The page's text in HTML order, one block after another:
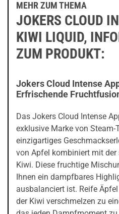
MEHR ZUM THEMA
JOKERS CLOUD
KIWI LIQUID,
ZUM PRODUKT:
Jokers Cloud Intense
Erfrischende
Das Jokers Cloud Intense
exklusive Marke von Steam-
einzigartiges
von Apfel kombiniert mit der
Kiwi. Diese fruchtige
Ihnen ein dampfbares
ausbalanciert ist. Reife
der Kiwi verschmelzen zu